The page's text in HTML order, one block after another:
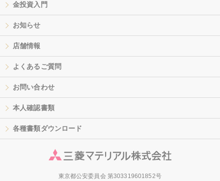
金投資入門
お知らせ
店舗情報
よくあるご質問
お問い合わせ
本人確認書類
各種書類ダウンロード
東京都公安委員会 第303319601852号